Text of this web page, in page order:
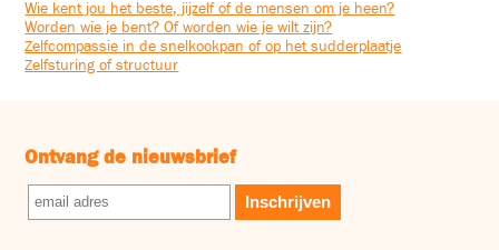
Wie kent jou het beste, jijzelf of de mensen om je heen?
Worden wie je bent? Of worden wie je wilt zijn?
Zelfcompassie in de snelkookpan of op het sudderplaatje
Zelfsturing of structuur
Ontvang de nieuwsbrief